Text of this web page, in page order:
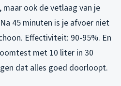
ook de vetlaag van je
45 minuten is je afvoer niet
Effectiviteit: 90-95%. En
met 10 liter in 30
dat alles goed doorloopt.